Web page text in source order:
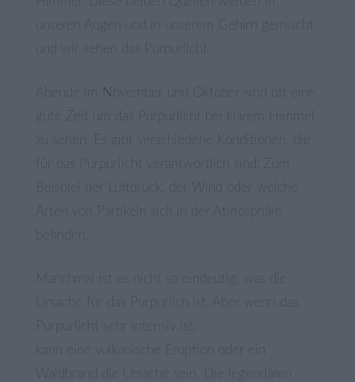
unseren Augen und in unserem Gehirn gemischt
und wir sehen das Purpurlicht.
Abende im November und Oktober sind oft eine
gute Zeit um das Purpurlicht bei klarem Himmel
zu sehen. Es gibt verschiedene Konditionen, die
für das Purpurlicht verantwortlich sind: Zum
Beispiel der Luftdruck, der Wind oder welche
Arten von Partikeln sich in der Atmosphäre
Manchmal ist es nicht so eindeutig, was die
Ursache für das Purpurlich ist. Aber wenn das
Waldbrand die Ursache sein. Die legendären